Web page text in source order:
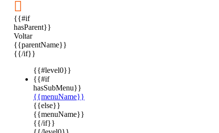

{{#if
hasParent}}
Voltar
{{parentName}}
{{/if}}
{{#level0}}
{{#if
hasSubMenu}}
{{menuName}}
{{else}}
{{menuName}}
{{/if}}